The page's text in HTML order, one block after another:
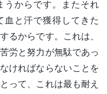
うからです。またそれ
血と汗で獲得してきた
るからです。これは、
労と努力が無駄であっ
ければならないことを
って、これは最も耐え